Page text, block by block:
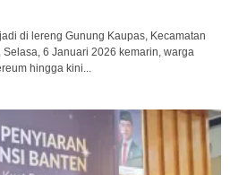
di lereng Gunung Kaupas, Kecamatan
6 Januari 2026 kemarin, warga
hingga kini...